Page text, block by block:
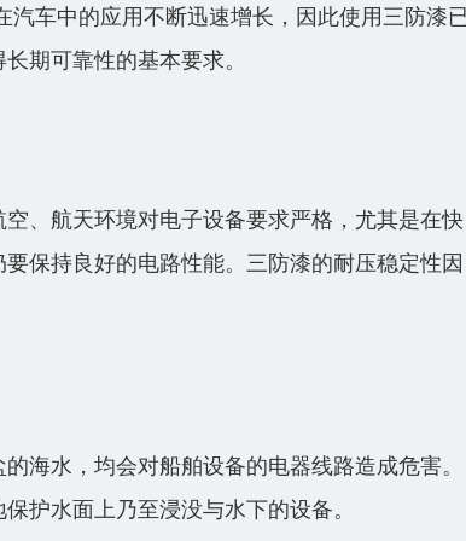
汽车中的应用不断迅速增长，因此使用三防漆
期可靠性的基本要求。
、航天环境对电子设备要求严格，尤其是在快
保持良好的电路性能。三防漆的耐压稳定性因
海水，均会对船舶设备的电器线路造成危害。
护水面上乃至浸没与水下的设备。